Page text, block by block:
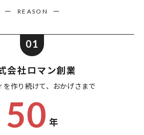
REASON
01
会社ロマン創業
作り続けて、 おかげさまで
50 年